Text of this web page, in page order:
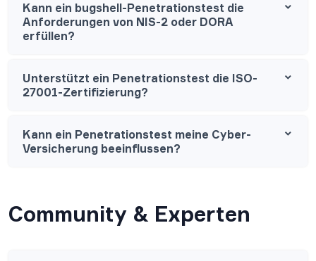
Kann ein bugshell-Penetrationstest die
Anforderungen von NIS-2 oder DORA
erfüllen?
Unterstützt ein Penetrationstest die ISO-
27001-Zertifizierung?
Kann ein Penetrationstest meine Cyber-
Versicherung beeinflussen?
Community & Experten